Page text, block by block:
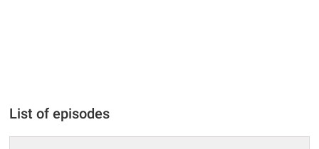
List of episodes